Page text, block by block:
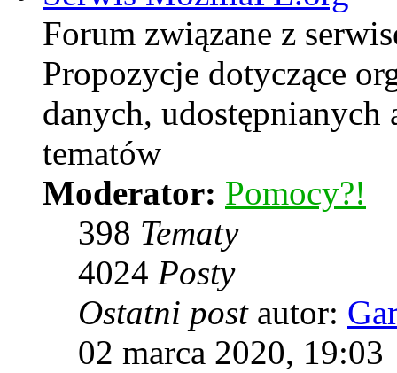
Forum związane z
Propozycje dotyczące
danych, udostępnianych
tematów
Moderator: Pomocy?!
398 Tematy
4024 Posty
Ostatni postautor:
02 marca 2020, 19:03